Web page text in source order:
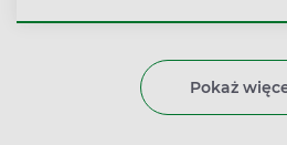
oczyszczające organizm,
odpornościowy, reguluje pracę
i działa wzmacniająco.
Pokaż